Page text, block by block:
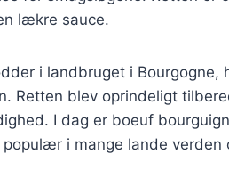
lækre sauce.
i landbruget i Bourgogne,
Retten blev oprindeligt
I dag er boeuf
i mange lande verden